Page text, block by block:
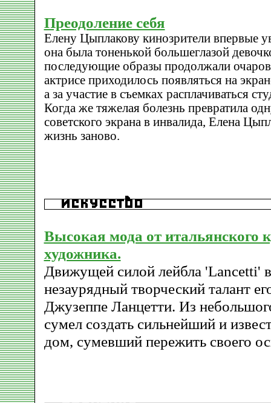
Преодоление себя
Елену Цыплакову кинозрители впервые
она была тоненькой большеглазой
последующие образы продолжали
актрисе приходилось появляться на
а за участие в съемках расплачиваться
Когда же тяжелая болезнь превратила
советского экрана в инвалида, Елена
жизнь заново.
Высокая мода от итальянского
художника.
Движущей силой лейбла 'Lancetti'
незаурядный творческий талант
Джузеппе Ланцетти. Из
сумел создать сильнейший и
дом, сумевший пережить своего